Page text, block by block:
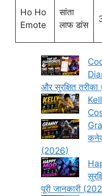
Ho Ho
Emote
सांता
लाफ डांस
और सुरक्षित
(2026)
पूरी जानकारी